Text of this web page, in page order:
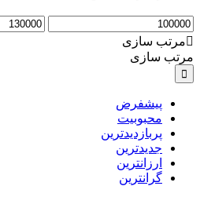
حداقل
قیمت
حداکثر
مرتب سازی
مرتب سازی
پیشفرض
محبوبیت
پربازدیدترین
جدیدترین
ارزانترین
گرانترین